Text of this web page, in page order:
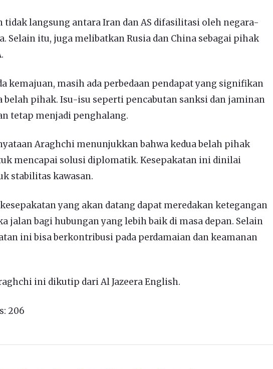
tidak langsung antara Iran dan AS difasilitasi oleh negara-
Selain itu, juga melibatkan Rusia dan China sebagai pihak
kemajuan, masih ada perbedaan pendapat yang signifikan
belah pihak. Isu-isu seperti pencabutan sanksi dan jaminan
tetap menjadi penghalang.
Araghchi menunjukkan bahwa kedua belah pihak
mencapai solusi diplomatik. Kesepakatan ini dinilai
stabilitas kawasan.
yang akan datang dapat meredakan ketegangan
jalan bagi hubungan yang lebih baik di masa depan. Selain
ini bisa berkontribusi pada perdamaian dan keamanan
ini dikutip dari Al Jazeera English.
206